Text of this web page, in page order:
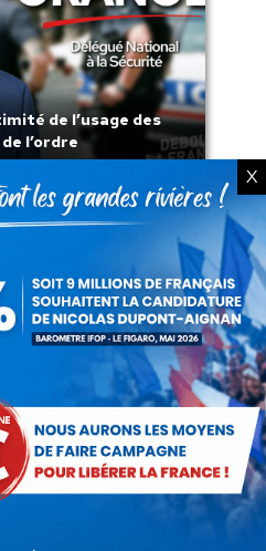
de l’usage des
l’ordre
que l’État
X